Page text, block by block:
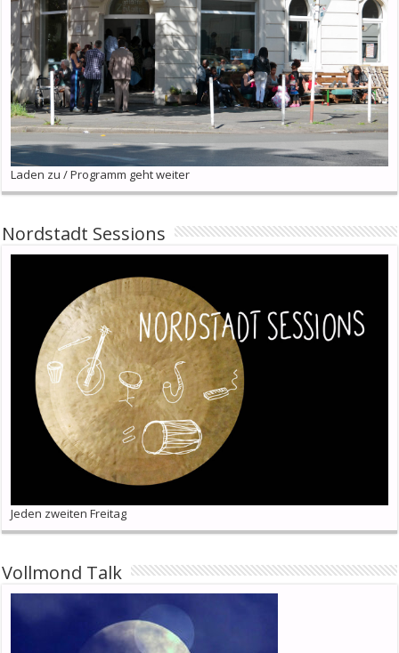
Laden zu / Programm geht weiter
Nordstadt Sessions
Jeden zweiten Freitag
Vollmond Talk